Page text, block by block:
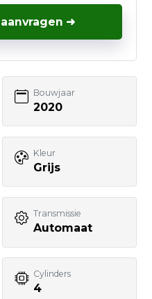
➜
Bouwjaar
2020
Kleur
Grijs
Transmissie
Automaat
Cylinders
4